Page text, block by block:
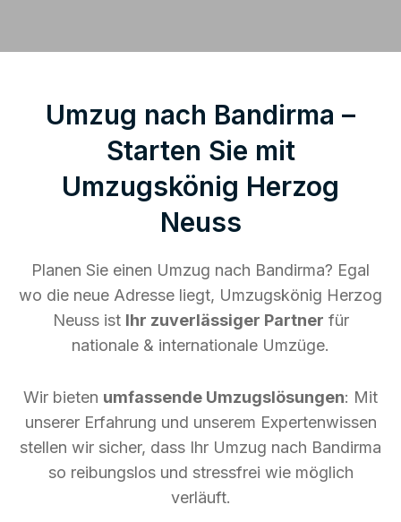
Umzug nach Bandirma –
Starten Sie mit
Umzugskönig Herzog
Neuss
Planen Sie einen Umzug nach Bandirma? Egal
wo die neue Adresse liegt, Umzugskönig Herzog
Neuss ist Ihr zuverlässiger Partner für
nationale & internationale Umzüge.
Wir bieten umfassende Umzugslösungen: Mit
unserer Erfahrung und unserem Expertenwissen
stellen wir sicher, dass Ihr Umzug nach Bandirma
so reibungslos und stressfrei wie möglich
verläuft.